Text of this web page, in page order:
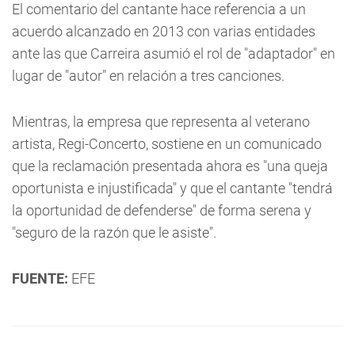
El comentario del cantante hace referencia a un
acuerdo alcanzado en 2013 con varias entidades
ante las que Carreira asumió el rol de "adaptador" en
lugar de "autor" en relación a tres canciones.
Mientras, la empresa que representa al veterano
artista, Regi-Concerto, sostiene en un comunicado
que la reclamación presentada ahora es "una queja
oportunista e injustificada" y que el cantante "tendrá
la oportunidad de defenderse" de forma serena y
"seguro de la razón que le asiste".
FUENTE: EFE